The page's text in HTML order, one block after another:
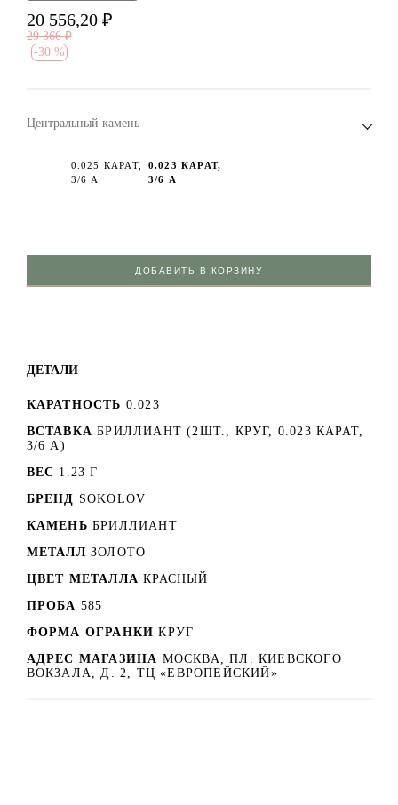
20 556,20 ₽
29 366 ₽
-30 %
Центральный камень
0.025 КАРАТ,
3/6 А
0.023 КАРАТ,
3/6 А
ДОБАВИТЬ В КОРЗИНУ
ДЕТАЛИ
КАРАТНОСТЬ 0.023
ВСТАВКА БРИЛЛИАНТ (2ШТ., КРУГ, 0.023 КАРАТ,
3/6 А)
ВЕС 1.23 Г
БРЕНД SOKOLOV
КАМЕНЬ БРИЛЛИАНТ
МЕТАЛЛ ЗОЛОТО
ЦВЕТ МЕТАЛЛА КРАСНЫЙ
ПРОБА 585
ФОРМА ОГРАНКИ КРУГ
АДРЕС МАГАЗИНА МОСКВА, ПЛ. КИЕВСКОГО
ВОКЗАЛА, Д. 2, ТЦ «ЕВРОПЕЙСКИЙ»